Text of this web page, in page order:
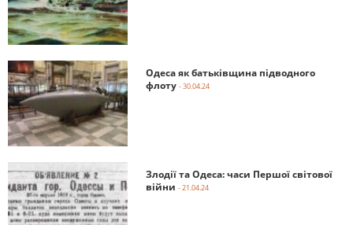
Одеса як батьківщина підводного
флоту - 30.04.24
Злодії та Одеса: часи Першої світової
війни - 21.04.24